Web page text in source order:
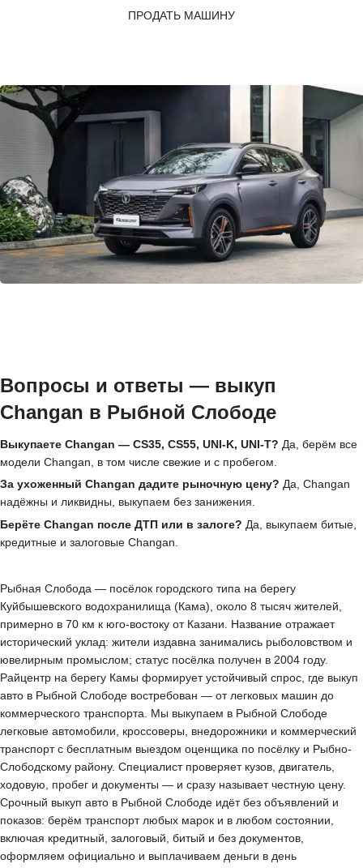
ПРОДАТЬ МАШИНУ
Вопросы и ответы — выкуп
Changan в Рыбной Слободе
Выкупаете Changan — CS35, CS55, UNI-K, UNI-T? Да, берём все
модели Changan, в том числе свежие и с пробегом.
За ухоженный Changan дадите рыночную цену? Да, Changan
надёжны и ликвидны, выкупаем без занижения.
Берёте Changan после ДТП или в залоге? Да, выкупаем битые,
кредитные и залоговые Changan.
Рыбная Слобода — посёлок городского типа на берегу
Куйбышевского водохранилища (Кама), около 8 тысяч жителей,
примерно в 70 км к юго-востоку от Казани. Название отражает
исторический уклад: жители издавна занимались рыболовством и
ювелирным промыслом; статус посёлка получен в 2004 году.
Райцентр на берегу Камы формирует устойчивый спрос, где выкуп
авто в Рыбной Слободе востребован — от легковых машин до
коммерческого транспорта. Мы выкупаем в Рыбной Слободе
легковые автомобили, кроссоверы, внедорожники и коммерческий
транспорт с бесплатным выездом оценщика по посёлку и Рыбно-
Слободскому району. Специалист проверяет кузов, двигатель,
ходовую, пробег и документы — и сразу называет честную цену.
Срочный выкуп авто в Рыбной Слободе идёт без объявлений и
показов: берём транспорт любых марок и в любом состоянии,
включая кредитный, залоговый, битый и без документов,
оформляем официально и выплачиваем деньги в день